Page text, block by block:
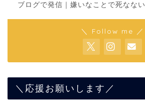
ブログで発信｜嫌いなことで死なない
＼ Follow me ／
＼応援お願いします／